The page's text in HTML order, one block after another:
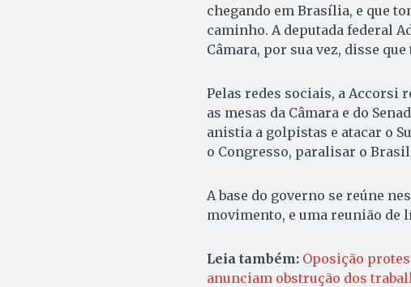
chegando em Brasília, e que
caminho. A deputada federal
Câmara, por sua vez, disse
Pelas redes sociais, a Accorsi
as mesas da Câmara e do
anistia a golpistas e atacar o
o Congresso, paralisar o
A base do governo se reúne
movimento, e uma reunião de
Leia também: Oposição
anunciam obstrução dos